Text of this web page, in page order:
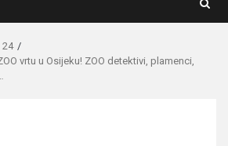
24
vrtu u Osijeku! ZOO detektivi, plamenci,